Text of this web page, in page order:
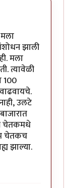
तमराज किल्विष
झाली
मला
त्यावेळी
100
उलटे
चेतकमधे
चेतकच
झाल्या.